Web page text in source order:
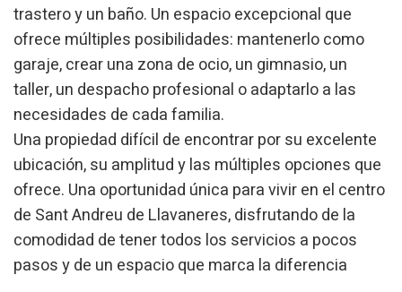
trastero y un baño. Un espacio excepcional que
ofrece múltiples posibilidades: mantenerlo como
garaje, crear una zona de ocio, un gimnasio, un
taller, un despacho profesional o adaptarlo a las
necesidades de cada familia.
Una propiedad difícil de encontrar por su excelente
ubicación, su amplitud y las múltiples opciones que
ofrece. Una oportunidad única para vivir en el centro
de Sant Andreu de Llavaneres, disfrutando de la
comodidad de tener todos los servicios a pocos
pasos y de un espacio que marca la diferencia
Modificar cookies
Técnicas y funcionales
Siempre activas
Este sitio web utiliza Cookies propias para recopilar
información con la finalidad de mejorar nuestros servicios.
Si continua navegando, supone la aceptación de la
instalación de las mismas. El usuario tiene la posibilidad